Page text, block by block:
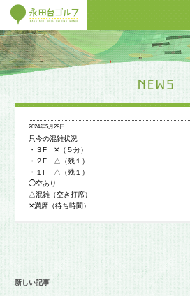
2024年5月28日
只今の混雑状況
・３F ✕（５分）
・２F △（残１）
・１F △（残１）
◯空あり
△混雑（空き打席）
✕満席（待ち時間）
新しい記事